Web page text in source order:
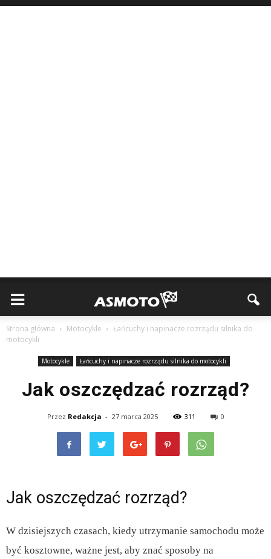
Strona główna Motocykle
Łańcuchy i napinacze rozrządu silnika do
motocykli
Motocykle Łańcuchy i napinacze rozrządu silnika do motocykli
Jak oszczędzać rozrząd?
Przez Redakcja - 27 marca 2025 311 0
Jak oszczędzać rozrząd?
W dzisiejszych czasach, kiedy utrzymanie samochodu może
być kosztowne, ważne jest, aby znać sposoby na